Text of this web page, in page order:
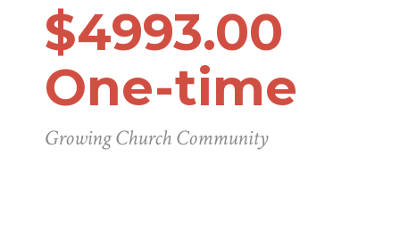
$4993.00
One-time
Growing Church Community